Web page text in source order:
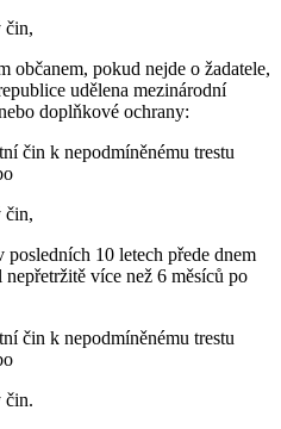
čin,
občanem, pokud nejde o žadatele,
udělena mezinárodní
doplňkové ochrany:
čin k nepodmíněnému trestu
čin,
posledních 10 letech přede dnem
více než 6 měsíců po
čin k nepodmíněnému trestu
čin.